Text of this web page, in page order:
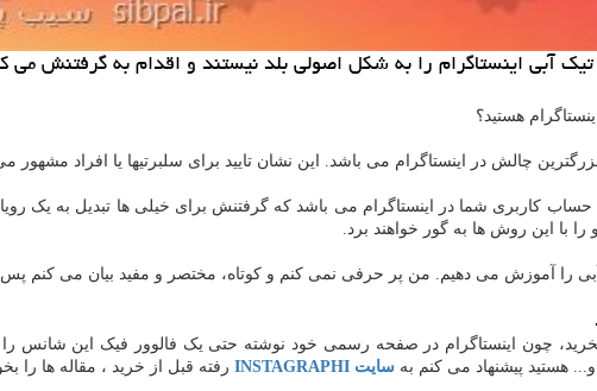
آبی اینستاگرام را به شكل اصولی بلد نیستند و اقدام به گرفتنش می
هستید؟
چالش در اینستاگرام می باشد. این نشان تایید برای سلبرتیها یا افراد مشهور
کاربری شما در اینستاگرام می باشد که گرفتنش برای خیلی ها تبدیل به یک
با این روش ها به گور خواهند برد.
چون اینستاگرام در صفحه رسمی خود نوشته حتی یک فالوور فیک این شانس را از
هستید پیشنهاد می کنم به سایت INSTAGRAPHI رفته قبل از خرید ، مقاله ها را